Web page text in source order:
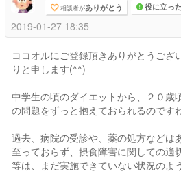
相談者がありがとう 役に立った
2019-01-27 18:35
ココオルにご登録頂きありがとうござ
りと申します(^^)
中学生の頃のダイエットから、２０歳
の問題をずっと抱えておられるのですね
過去、病院の受診や、薬の処方などは
至っておらず、摂食障害に関しての適
等は、まだ実施できていない状況のよ